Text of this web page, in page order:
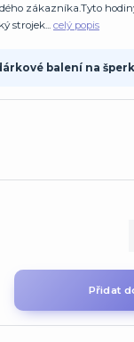
zákazníka.Tyto
strojek... celý popis
balení na
Přidat